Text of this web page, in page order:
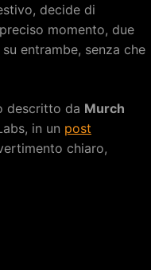
decide di
momento, due
entrambe, senza che
descritto da Murch
in un post
chiaro,